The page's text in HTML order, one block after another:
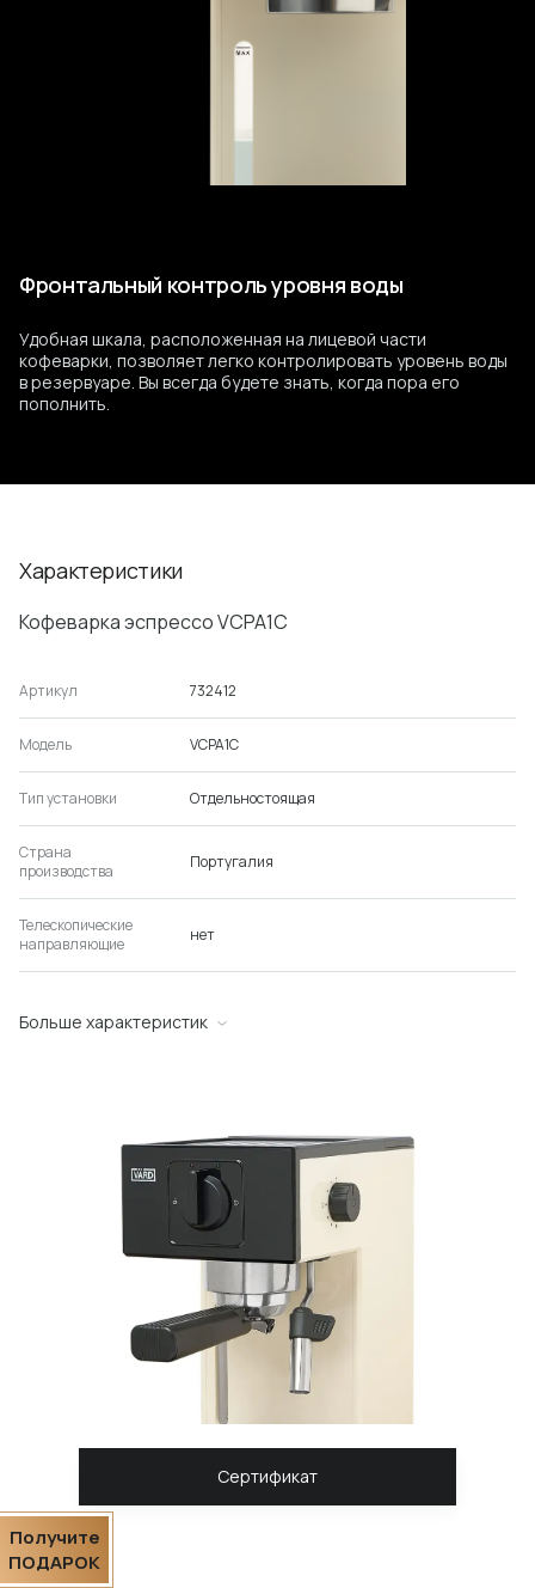
Получите
ПОДАРОК
Фронтальный контроль уровня воды
Удобная шкала, расположенная на лицевой части
кофеварки, позволяет легко контролировать уровень воды
в резервуаре. Вы всегда будете знать, когда пора его
пополнить.
Характеристики
Кофеварка эспрессо VCPA1C
Артикул 732412
Модель VCPA1C
Тип установки Отдельностоящая
Страна
производства
Португалия
Телескопические
направляющие
нет
Больше характеристик
Сертификат